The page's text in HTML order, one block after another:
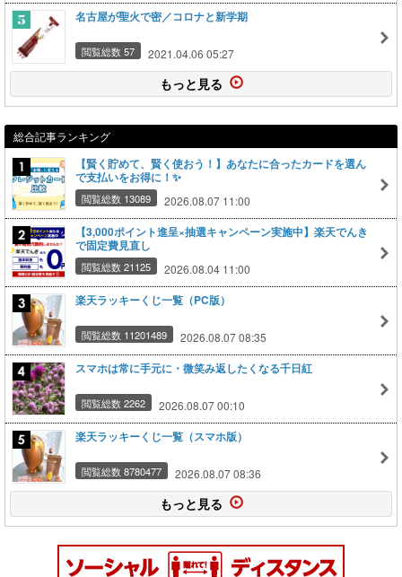
名古屋が聖火で密／コロナと新学期
閲覧総数 57 2021.04.06 05:27
もっと見る
総合記事ランキング
【賢く貯めて、賢く使おう！】あなたに合ったカードを選ん
で支払いをお得に！✨
閲覧総数 13089 2026.08.07 11:00
【3,000ポイント進呈×抽選キャンペーン実施中】楽天でんき
で固定費見直し
閲覧総数 21125 2026.08.04 11:00
楽天ラッキーくじ一覧（PC版）
閲覧総数 11201489 2026.08.07 08:35
スマホは常に手元に・微笑み返したくなる千日紅
閲覧総数 2262 2026.08.07 00:10
楽天ラッキーくじ一覧（スマホ版）
閲覧総数 8780477 2026.08.07 08:36
もっと見る